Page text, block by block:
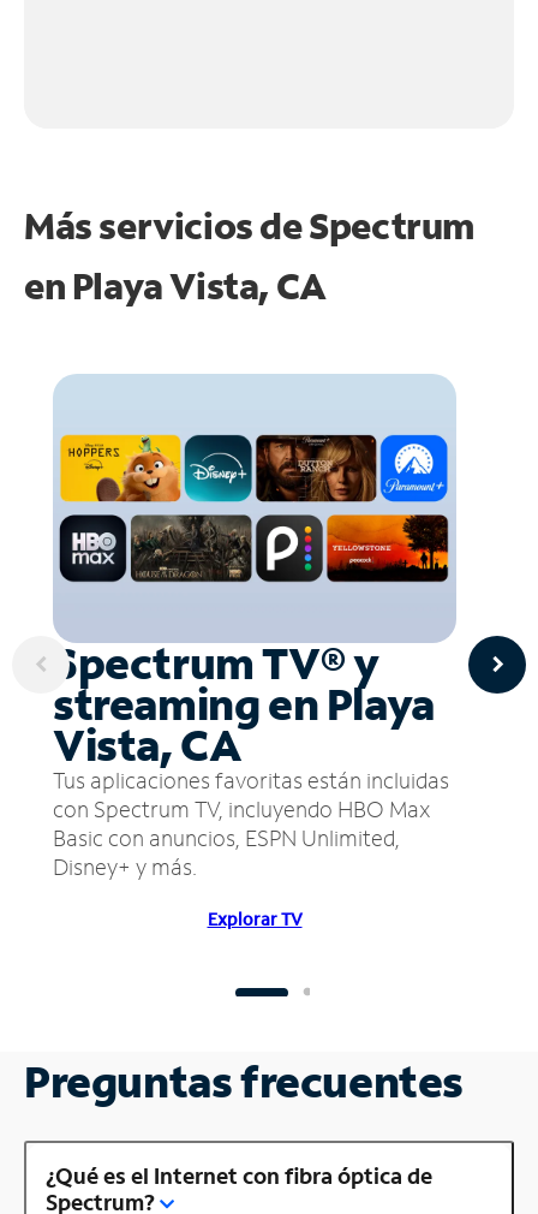
Más servicios de Spectrum
en Playa Vista, CA
Spectrum TV® y
streaming en Playa
Vista, CA
Tus aplicaciones favoritas están incluidas
con Spectrum TV, incluyendo HBO Max
Basic con anuncios, ESPN Unlimited,
Disney+ y más.
Explorar TV
Preguntas frecuentes
¿Qué es el Internet con fibra óptica de
Spectrum?